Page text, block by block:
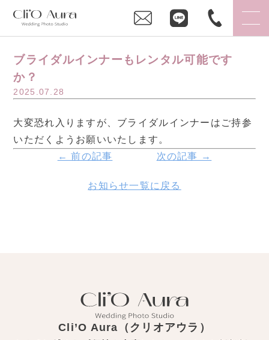
ブライダルインナーもレンタル可能です
か？
2025.07.28
大変恐れ入りますが、ブライダルインナーはご持参
いただくようお願いいたします。
← 前の記事
次の記事 →
お知らせ一覧に戻る
Cli’O Aura（クリオアウラ）